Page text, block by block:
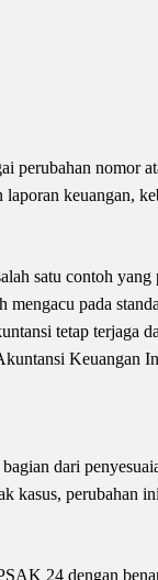
perubahan
laporan keuangan,
satu contoh
pada
tetap terjaga
Keuangan
dari
kasus,
24 dengan